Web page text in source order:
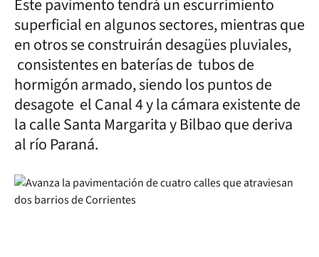
Este pavimento tendrá un escurrimiento
superficial en algunos sectores, mientras que
en otros se construirán desagües pluviales,
consistentes en baterías de tubos de
hormigón armado, siendo los puntos de
desagote el Canal 4 y la cámara existente de
la calle Santa Margarita y Bilbao que deriva
al río Paraná.